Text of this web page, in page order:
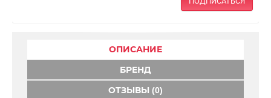
ОПИСАНИЕ
БРЕНД
ОТЗЫВЫ (0)